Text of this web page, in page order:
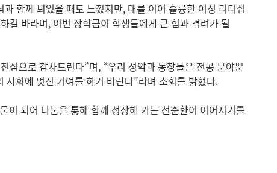
함께 뵈었을 때도 느꼈지만, 대를 이어 훌륭한 여성 리더십
길 바라며, 이번 장학금이 학생들에게 큰 힘과 격려가 될
심으로 감사드린다”며, “우리 성악과 동창들은 전공 분야뿐
회에 멋진 기여를 하기 바란다”라며 소회를 밝혔다.
이 되어 나눔을 통해 함께 성장해 가는 선순환이 이어지기를